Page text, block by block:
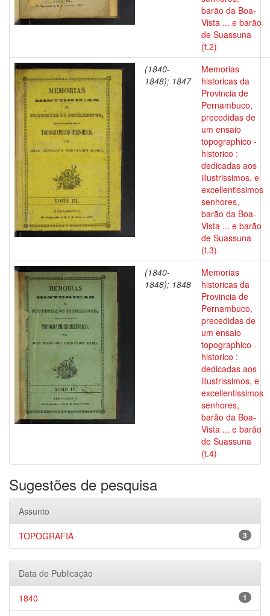
barão da Boa-
Vista ... e barão
de Suassuna
(t.2)
(1840-
1848); 1847
Memorias
historicas da
Provincia de
Pernambuco,
precedidas de
um ensaio
topographico -
historico :
dedicadas aos
illustrissimos, e
excellentissimos
senhores,
barão da Boa-
Vista ... e barão
de Suassuna
(t.3)
(1840-
1848); 1848
Memorias
historicas da
Provincia de
Pernambuco,
precedidas de
um ensaio
topographico -
historico :
dedicadas aos
illustrissimos, e
excellentissimos
senhores,
barão da Boa-
Vista ... e barão
de Suassuna
(t.4)
Sugestões de pesquisa
Assunto
3
TOPOGRAFIA
Data de Publicação
1
1840